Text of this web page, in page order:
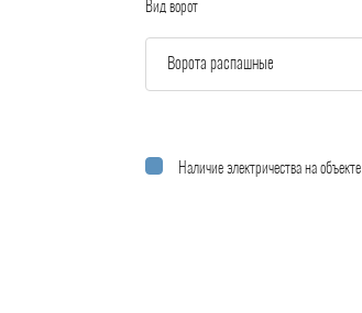
Вид ворот
Наличие электричества на объекте